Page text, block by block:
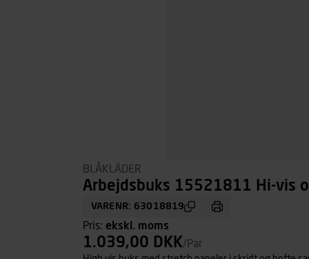
BLÅKLÄDER
Arbejdsbuks 15521811 Hi-vis
VARENR: 63018819
Pris: ekskl. moms
1.039,00 DKK/Par